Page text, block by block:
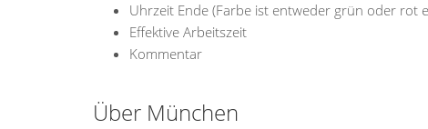
Uhrzeit Ende (Farbe ist entweder grün oder rot
Effektive Arbeitszeit
Kommentar
Über München